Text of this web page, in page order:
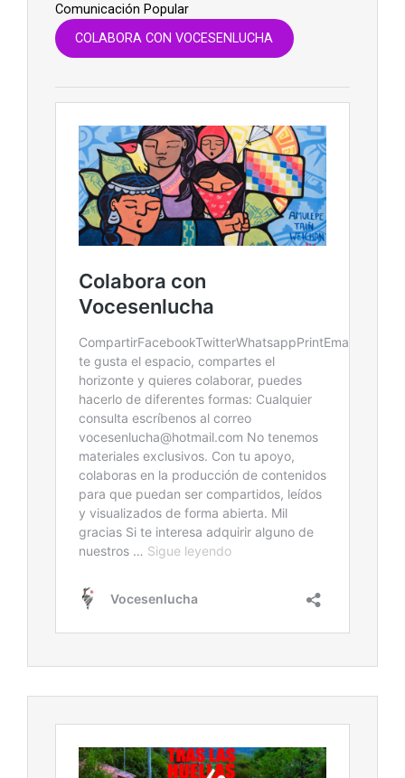
Comunicación Popular
COLABORA CON VOCESENLUCHA